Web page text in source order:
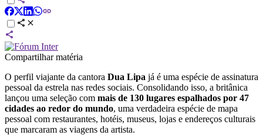
Compartilhar matéria
O perfil viajante da cantora Dua Lipa já é uma espécie de assinatura
pessoal da estrela nas redes sociais. Consolidando isso, a britânica
lançou uma seleção com mais de 130 lugares espalhados por 47
cidades ao redor do mundo, uma verdadeira espécie de mapa
pessoal com restaurantes, hotéis, museus, lojas e endereços culturais
que marcaram as viagens da artista.